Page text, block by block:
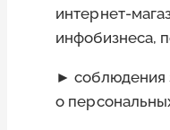
интернет-
инфобизнеса,
► соблюдения
о